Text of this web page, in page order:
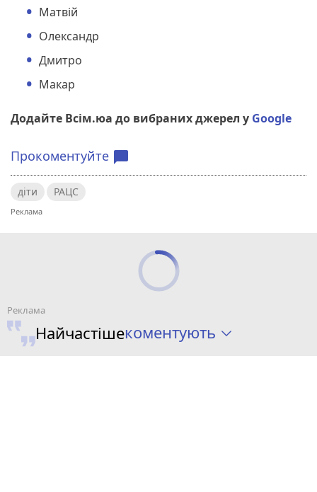
Матвій
Олександр
Дмитро
Макар
Додайте Всім.юа до вибраних джерел у Google
Прокоментуйте chat_bubble
діти РАЦС
Найчастішекоментують